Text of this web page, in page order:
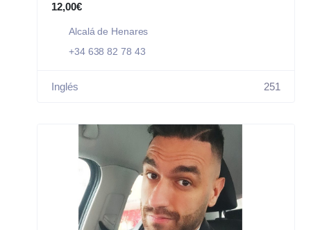
12,00€
Alcalá de Henares
+34 638 82 78 43
Inglés 251